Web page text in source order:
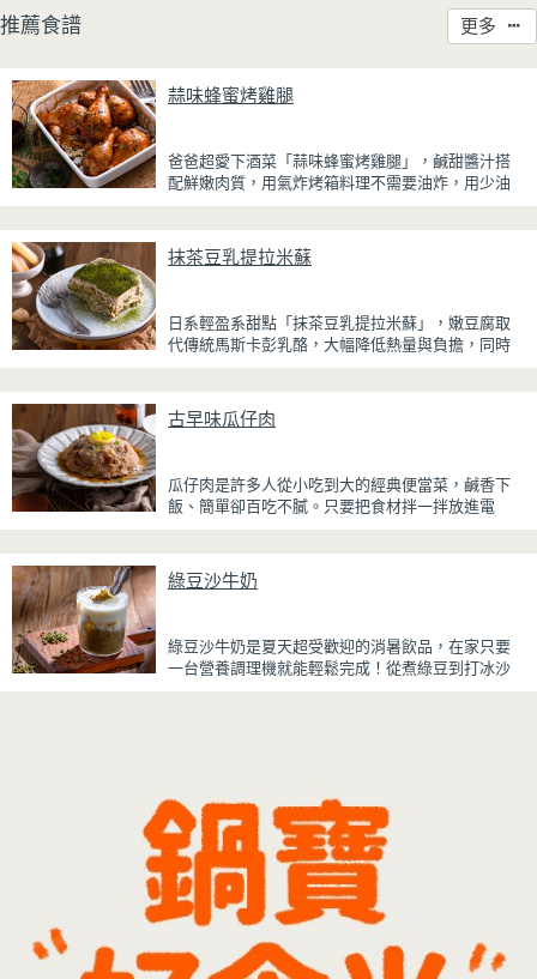
推薦食譜 更多
蒜味蜂蜜烤雞腿
爸爸超愛下酒菜「蒜味蜂蜜烤雞腿」，鹹甜醬汁搭
配鮮嫩肉質，用氣炸烤箱料理不需要油炸，用少油
入氣炸烤箱烘烤，免油炸也能烤出外皮金黃微酥、
配冰涼啤酒更是絕配！無論是父親節、聚會或宵夜
時光，在家就能輕鬆端出美味下酒菜。
抹茶豆乳提拉米蘇
日系輕盈系甜點「抹茶豆乳提拉米蘇」，嫩豆腐取
代傳統馬斯卡彭乳酪，大幅降低熱量與負擔，同時
厚重，搭配帶微苦茶香的抹茶與香氣濃郁的黃豆
粉，甜而不膩，層次更加豐富。
吃到淡淡的茶香。相較於傳統提拉米蘇，這款更清
爽、更低負擔，無論是下午茶、飯後甜點，或是正
古早味瓜仔肉
瓜仔肉是許多人從小吃到大的經典便當菜，鹹香下
飯、簡單卻百吃不膩。只要把食材拌一拌放進電
蒸好的瓜仔肉鮮嫩多汁，絞肉吸飽脆瓜醬汁的甘甜
滿濃濃古早味，帶便當、配稀飯、配白飯都好吃，
讓人忍不住多扒好幾口飯，是一道簡單又美味的經
綠豆沙牛奶
綠豆沙牛奶是夏天超受歡迎的消暑飲品，在家只要
一台營養調理機就能輕鬆完成！從煮綠豆到打冰沙
炎夏日一定要喝一杯！